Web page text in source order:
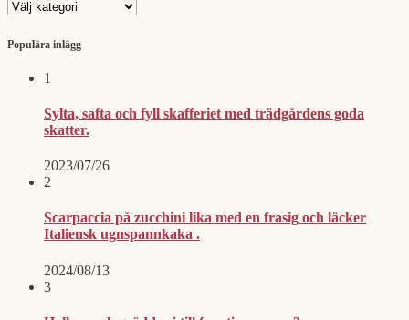
Sök
inlägg
Populära inlägg
1
Sylta, safta och fyll skafferiet med trädgårdens goda
skatter.
2023/07/26
2
Scarpaccia på zucchini lika med en frasig och läcker
Italiensk ugnspannkaka .
2024/08/13
3